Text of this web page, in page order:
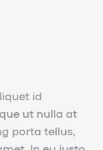
id
ut nulla at
porta tellus,